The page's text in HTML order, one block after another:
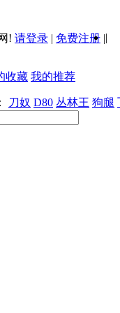
! 请登录 | 免费注册 ||
收藏 我的推荐
： 刀奴 D80 丛林王 狗腿